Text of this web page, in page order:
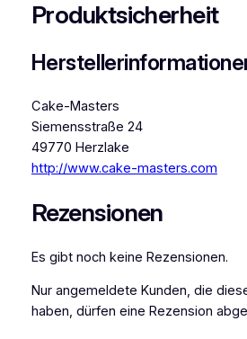
Produktsicherheit
Cake-Masters
Siemensstraße 24
49770 Herzlake
http://www.cake-masters.com
Rezensionen
Es gibt noch keine Rezensionen.
Nur angemeldete Kunden, die
haben, dürfen eine Rezension